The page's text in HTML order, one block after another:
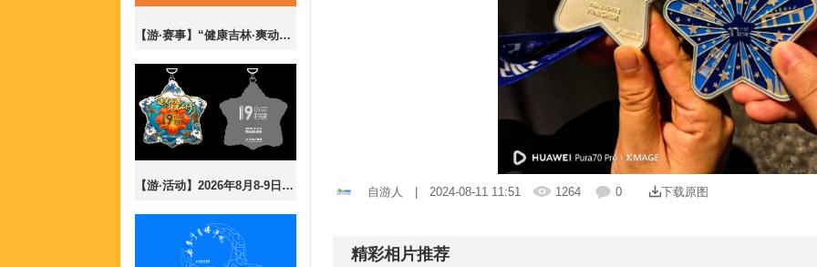
【游·赛事】“健康吉林·爽动盛夏”梅河口市2026全民乐跑嘉年华暨CBS10K公开赛梅河口站！
【游·活动】2026年8月8-9日第19届长春夜行43公里报名开放！ 自游人 | 2024-08-11 11:51 1264 0 下载原图
精彩相片推荐